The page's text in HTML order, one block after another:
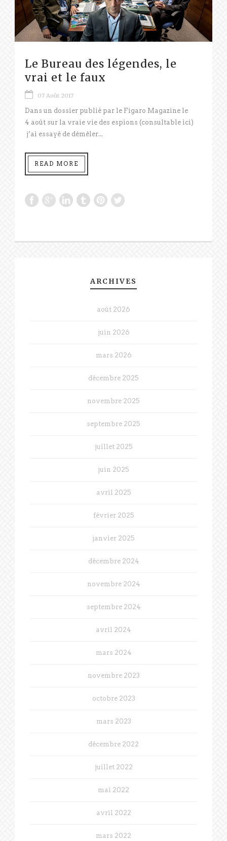
Le Bureau des légendes, le
vrai et le faux
07 Août 2017
Dans un dossier publié par le Figaro Magazine le
4 août sur la vraie vie des espions (consultable ici)
j’ai essayé de démêler...
READ MORE
ARCHIVES
août 2026
juin 2026
mars 2026
décembre 2025
novembre 2025
septembre 2025
juillet 2025
juin 2025
avril 2025
février 2025
janvier 2025
décembre 2024
novembre 2024
septembre 2024
avril 2024
mars 2024
novembre 2023
octobre 2023
mars 2023
décembre 2022
juillet 2022
mai 2022
avril 2022
mars 2022